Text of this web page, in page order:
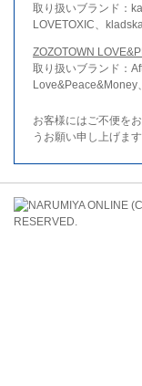
取り扱いブランド：
LOVETOXIC、
ZOZOTOWN
取り扱いブランド：
Love&Peace&Money
お客様にはご不便を
うお願い申し上げます